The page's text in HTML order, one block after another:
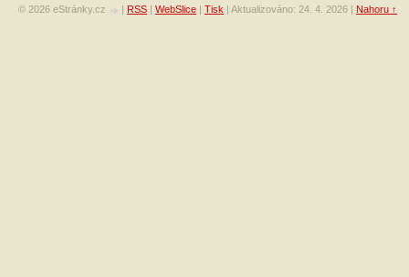
© 2026 eStránky.cz | RSS | WebSlice | Tisk | Aktualizováno: 24. 4. 2026 | Nahoru ↑